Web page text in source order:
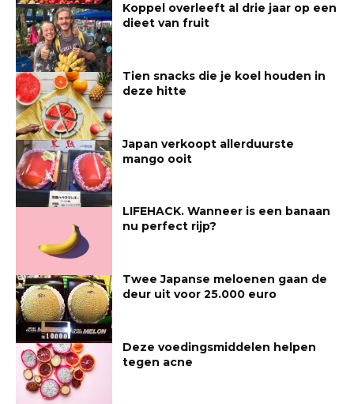
Koppel overleeft al drie jaar op een
dieet van fruit
Tien snacks die je koel houden in
deze hitte
Japan verkoopt allerduurste
mango ooit
LIFEHACK. Wanneer is een banaan
nu perfect rijp?
Twee Japanse meloenen gaan de
deur uit voor 25.000 euro
Deze voedingsmiddelen helpen
tegen acne